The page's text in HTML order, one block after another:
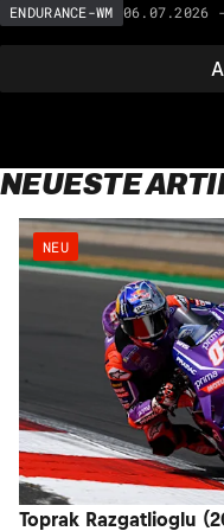
ENDURANCE-WM 06.07.2026
NEUESTE
NEU
Toprak Razgatlioglu